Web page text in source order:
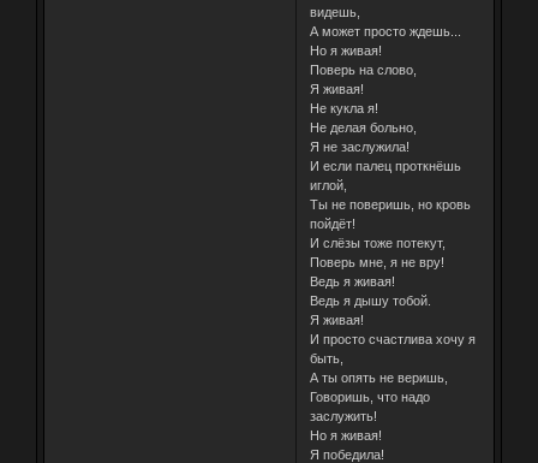
видешь,
А может просто ждешь...
Но я живая!
Поверь на слово,
Я живая!
Не кукла я!
Не делая больно,
Я не заслужила!
И если палец проткнёшь
иглой,
Ты не поверишь, но кровь
пойдёт!
И слёзы тоже потекут,
Поверь мне, я не вру!
Ведь я живая!
Ведь я дышу тобой.
Я живая!
И просто счастлива хочу я
быть,
А ты опять не веришь,
Говоришь, что надо
заслужить!
Но я живая!
Я победила!